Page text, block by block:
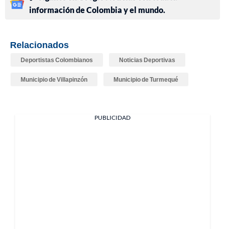
información de Colombia y el mundo.
Relacionados
Deportistas Colombianos Noticias Deportivas
Municipio de Villapinzón Municipio de Turmequé
PUBLICIDAD